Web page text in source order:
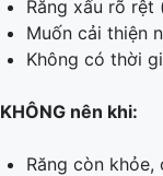
Răng xấu rõ rệt
Muốn cải thiện
Không có thời
KHÔNG nên khi:
Răng còn khỏe,